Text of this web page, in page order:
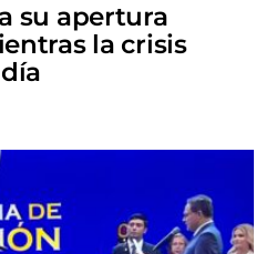
su apertura
la crisis